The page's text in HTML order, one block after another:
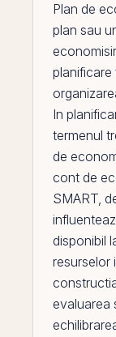
Plan de
plan sau
planificare
In
termenul
de
cont de
SMART,
disponibil
resurselor
evaluarea